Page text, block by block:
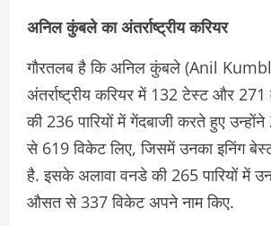
अनिल कुंबले का अंतर्राष्ट्रीय करियर
गौरतलब है कि अनिल कुंबले (Anil
अंतर्राष्ट्रीय करियर में 132 टेस्ट और
की 236 पारियों में गेंदबाजी करते हुए
से 619 विकेट लिए, जिसमें उनका इनिंग
है. इसके अलावा वनडे की 265 पारियों में
औसत से 337 विकेट अपने नाम किए.